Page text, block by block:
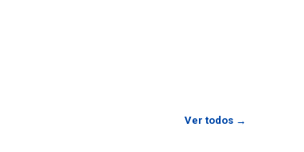
Ver todos →